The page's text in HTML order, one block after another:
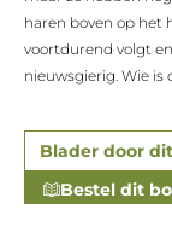
haren boven op het
voortdurend volgt
nieuwsgierig. Wie is
Blader door
Bestel dit